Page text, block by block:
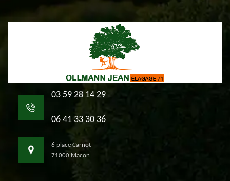
03 59 28 14 29
06 41 33 30 36
6 place Carnot
71000 Macon